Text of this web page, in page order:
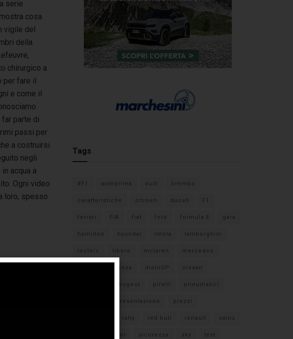
serie
cosa
vigile del
della
chirurgico a
per fare il
e come il
parte di
passi per
a costruirsi
negli
acqua a
Ogni video
loro, spesso
Tags
#F1 anteprima audi brembo
caratteristiche citroen ducati F1
ferrari FIA fiat ford formula E gara
hamilton hyundai imola lamborghini
leclerc libere mclaren mercedes
monza motoGP nissan
peugeot pirelli pneumatici
presentazione prezzi
rally red bull renault sainz
sebastian vettel sicurezza sky test